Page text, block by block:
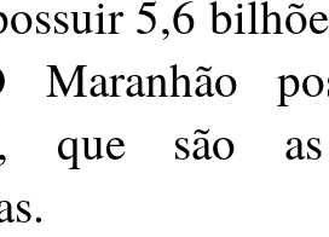
5,6
Maranhão
que são